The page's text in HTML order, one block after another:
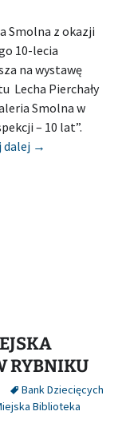
Smolna z okazji
10-lecia
na wystawę
Lecha Pierchały
Smolna w
– 10 lat”.
dalej [Wystawa]
→
RYBNIKU
Bank Dziecięcych
Biblioteka